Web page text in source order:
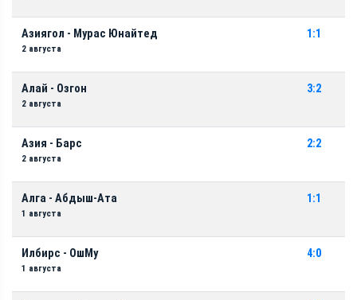
Азиягол - Мурас Юнайтед
2 августа
1:1
Алай - Озгон
2 августа
3:2
Азия - Барс
2 августа
2:2
Алга - Абдыш-Ата
1 августа
1:1
Илбирс - ОшМу
1 августа
4:0